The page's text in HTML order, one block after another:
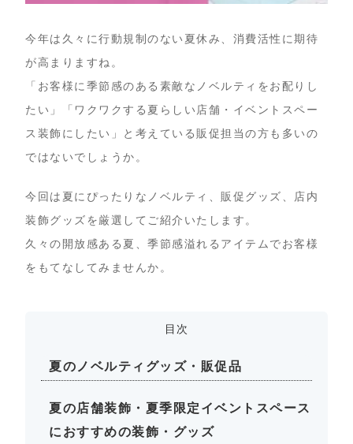
今年は久々に行動規制のない夏休み、消費活性に期待
が高まりますね。
「お客様に季節感のある素敵なノベルティをお配りし
たい」「ワクワクする夏らしい店舗・イベントスペー
ス装飾にしたい」と考えている販促担当の方も多いの
ではないでしょうか。
今回は夏にぴったりなノベルティ、販促グッズ、店内
装飾グッズを厳選してご紹介いたします。
久々の開放感ある夏、季節感溢れるアイテムでお客様
をもてなしてみませんか。
目次
夏のノベルティグッズ・販促品
夏の店舗装飾・夏季限定イベントスペース
におすすめの装飾・グッズ